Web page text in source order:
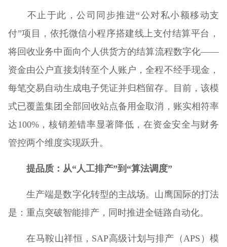
不止于此，公司同步推进“公对私小额移动支
付”项目，依托微信小程序搭建线上支付结算平台，
将回收业务中面向个人供货方的结算流程数字化——
资金由公户直接划转至个人账户，全程不经手现金，
每笔交易自动生成电子凭证并归档留存。目前，该模
式已覆盖集团全部回收站点备用金取消，账实相符率
达100%，核销差错率显著降低，在资金安全与财务
管控两个维度实现跃升。
提品质：从“人工排产”到“算法调度”
生产端是数字化转型的主战场。山鹰国际的打法
是：重点突破智能排产，同时推进全链路自动化。
在马鞍山祥恒，SAP高级计划与排产（APS）模